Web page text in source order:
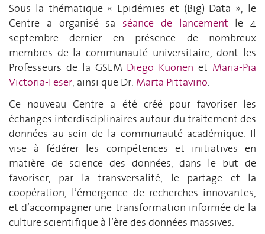
Sous la thématique « Epidémies et (Big) Data », le
Centre a organisé sa séance de lancement le 4
septembre dernier en présence de nombreux
membres de la communauté universitaire, dont les
Professeurs de la GSEM Diego Kuonen et Maria-Pia
Victoria-Feser, ainsi que Dr. Marta Pittavino.
Ce nouveau Centre a été créé pour favoriser les
échanges interdisciplinaires autour du traitement des
données au sein de la communauté académique. Il
vise à fédérer les compétences et initiatives en
matière de science des données, dans le but de
favoriser, par la transversalité, le partage et la
coopération, l’émergence de recherches innovantes,
et d’accompagner une transformation informée de la
culture scientifique à l’ère des données massives.